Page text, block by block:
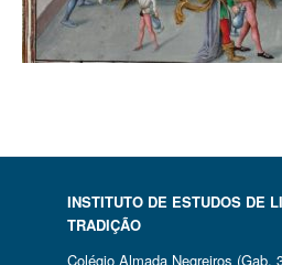
INSTITUTO DE ESTUDOS DE
TRADIÇÃO
Colégio Almada Negreiros (Gab.